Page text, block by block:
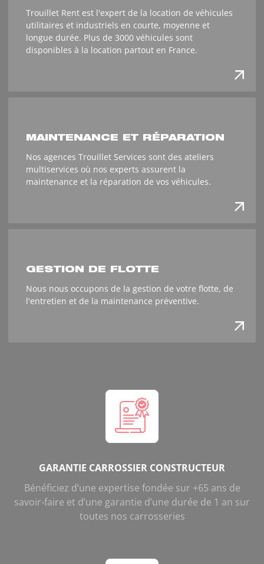
Trouillet Rent est l'expert de la location de véhicules
utilitaires et industriels en courte, moyenne et
longue durée. Plus de 3000 véhicules sont
disponibles à la location partout en France.
MAINTENANCE ET RÉPARATION
Nos agences Trouillet Services sont des ateliers
multiservices où nos experts assurent la
maintenance et la réparation de vos véhicules.
GESTION DE FLOTTE
Nous nous occupons de la gestion de votre flotte, de
l'entretien et de la maintenance préventive.
GARANTIE CARROSSIER CONSTRUCTEUR
Bénéficiez d’une expertise fondée sur +65 ans de
savoir-faire et d’une garantie d’une durée de 1 an sur
toutes nos carrosseries